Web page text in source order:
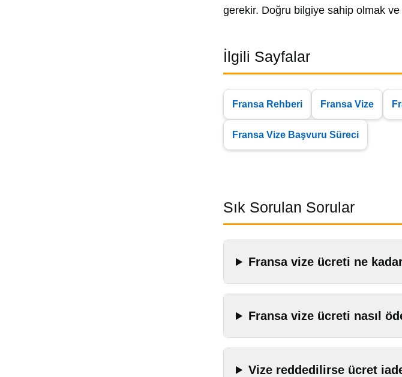
gerekir. Doğru bilgiye sahip olmak
İlgili Sayfalar
Fransa Rehberi Fransa Vize
Fransa Vize Başvuru Süreci
Sık Sorulan Sorular
Fransa vize ücreti ne
Fransa vize ücreti nasıl
Vize reddedilirse ücret